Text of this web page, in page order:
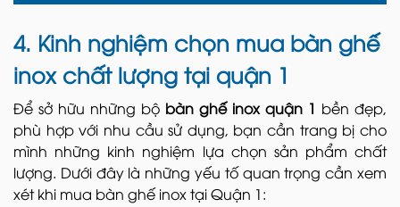
4. Kinh nghiệm chọn mua bàn ghế
inox chất lượng tại quận 1
Để sở hữu những bộ bàn ghế inox quận 1 bền đẹp,
phù hợp với nhu cầu sử dụng, bạn cần trang bị cho
mình những kinh nghiệm lựa chọn sản phẩm chất
lượng. Dưới đây là những yếu tố quan trọng cần xem
xét khi mua bàn ghế inox tại Quận 1: